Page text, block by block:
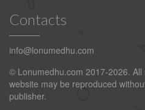
Contacts
info@lonumedhu.com
© Lonumedhu.com 2017-2026.
website may be reproduced
publisher.